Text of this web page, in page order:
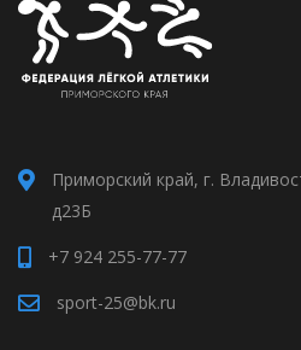
Приморский край, г.
д23Б
+7 924 255-77-77
sport-25@bk.ru